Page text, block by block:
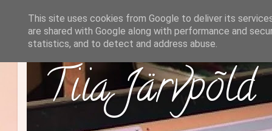
Tiia Järvpõld
This site uses cookies from Google to deliver its
are shared with Google along with performance and
statistics, and to detect and address abuse.